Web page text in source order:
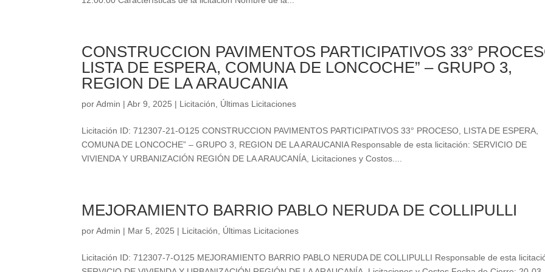
CONSTRUCCION PAVIMENTOS PARTICIPATIVOS 33°
LISTA DE ESPERA, COMUNA DE LONCOCHE” – GRUPO 3,
REGION DE LA ARAUCANIA
porAdmin |Abr 9, 2025 | Licitación Últimas Licitaciones
Licitación ID: 712307-21-O125 CONSTRUCCION PAVIMENTOS PARTICIPATIVOS 33° PROCESO, LISTA DE ESPERA,
COMUNA DE LONCOCHE” – GRUPO 3, REGION DE LA ARAUCANIA Responsable de esta licitación: SERVICIO DE
VIVIENDA Y URBANIZACIÓN REGIÓN DE LA ARAUCANÍA, Licitaciones y Costos....
MEJORAMIENTO BARRIO PABLO NERUDA DE COLLIPULLI
porAdmin | Mar 5, 2025 | Licitación Últimas Licitaciones
Licitación ID: 712307-7-O125 MEJORAMIENTO BARRIO PABLO NERUDA DE COLLIPULLI Responsable de esta